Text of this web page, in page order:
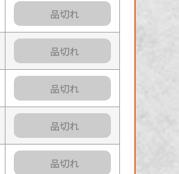
カートに入れる
カートに入れる
カートに入れる
カートに入れる
カートに入れる